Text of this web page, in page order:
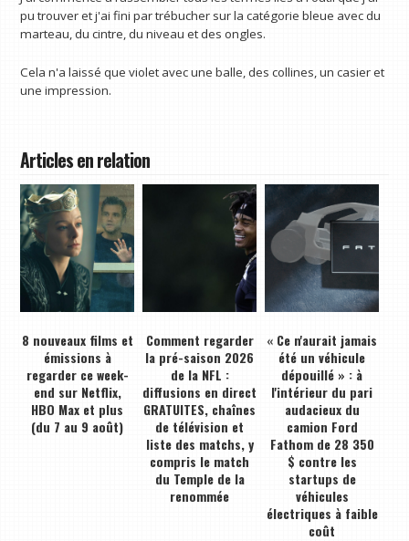
pu trouver et j'ai fini par trébucher sur la catégorie bleue avec du
marteau, du cintre, du niveau et des ongles.
Cela n'a laissé que violet avec une balle, des collines, un casier et
une impression.
Articles en relation
8 nouveaux films et
émissions à
regarder ce week-
end sur Netflix,
HBO Max et plus
(du 7 au 9 août)
Comment regarder
la pré-saison 2026
de la NFL :
diffusions en direct
GRATUITES, chaînes
de télévision et
liste des matchs, y
compris le match
du Temple de la
renommée
« Ce n'aurait jamais
été un véhicule
dépouillé » : à
l'intérieur du pari
audacieux du
camion Ford
Fathom de 28 350
$ contre les
startups de
véhicules
électriques à faible
coût